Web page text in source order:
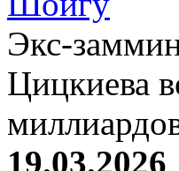
Экс-
Цицкиева
19.03.2026